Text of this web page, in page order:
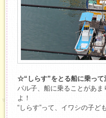
☆“しらす”をとる船に乗っ
パル子、船に乗ることがあ
よ！
“しらす”って、イワシの子ど